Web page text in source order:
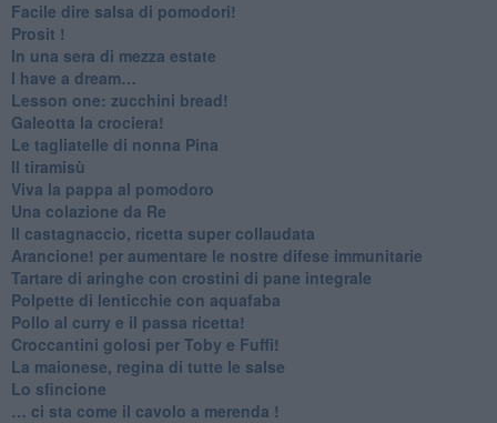
​Facile dire salsa di pomodori!
Prosit !
​In una sera di mezza estate
I have a dream…
​Lesson one: zucchini bread!
Galeotta la crociera!
Le tagliatelle di nonna Pina
Il tiramisù
Viva la pappa al pomodoro
Una colazione da Re
Il castagnaccio, ricetta super collaudata
​Arancione! per aumentare le nostre difese immunitarie
Tartare di aringhe con crostini di pane integrale
Polpette di lenticchie con aquafaba
​Pollo al curry e il passa ricetta!
Croccantini golosi per Toby e Fuffi!
La maionese, regina di tutte le salse
Lo sfincione
​… ci sta come il cavolo a merenda !